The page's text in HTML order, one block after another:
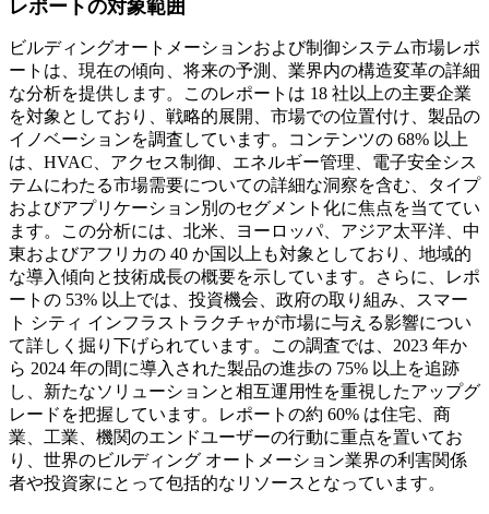
レポートの対象範囲
ビルディングオートメーションおよび制御システム市場レポ
ートは、現在の傾向、将来の予測、業界内の構造変革の詳細
な分析を提供します。このレポートは 18 社以上の主要企業
を対象としており、戦略的展開、市場での位置付け、製品の
イノベーションを調査しています。コンテンツの 68% 以上
は、HVAC、アクセス制御、エネルギー管理、電子安全シス
テムにわたる市場需要についての詳細な洞察を含む、タイプ
およびアプリケーション別のセグメント化に焦点を当ててい
ます。この分析には、北米、ヨーロッパ、アジア太平洋、中
東およびアフリカの 40 か国以上も対象としており、地域的
な導入傾向と技術成長の概要を示しています。さらに、レポ
ートの 53% 以上では、投資機会、政府の取り組み、スマー
ト シティ インフラストラクチャが市場に与える影響につい
て詳しく掘り下げられています。この調査では、2023 年か
ら 2024 年の間に導入された製品の進歩の 75% 以上を追跡
し、新たなソリューションと相互運用性を重視したアップグ
レードを把握しています。レポートの約 60% は住宅、商
業、工業、機関のエンドユーザーの行動に重点を置いてお
り、世界のビルディング オートメーション業界の利害関係
者や投資家にとって包括的なリソースとなっています。